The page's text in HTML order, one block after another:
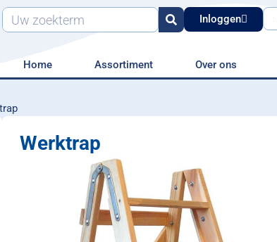
Inloggen
Home Assortiment Over ons
Werktrap